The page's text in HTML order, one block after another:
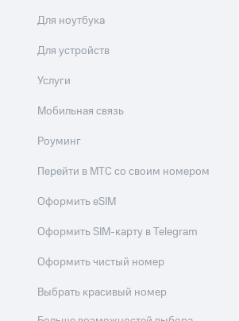
Для ноутбука
Для устройств
Услуги
Мобильная связь
Роуминг
Перейти в МТС со своим номером
Оформить eSIM
Оформить SIM-карту в Telegram
Оформить чистый номер
Выбрать красивый номер